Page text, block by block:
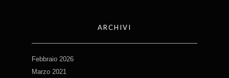
ARCHIVI
Febbraio 2026
Marzo 2021